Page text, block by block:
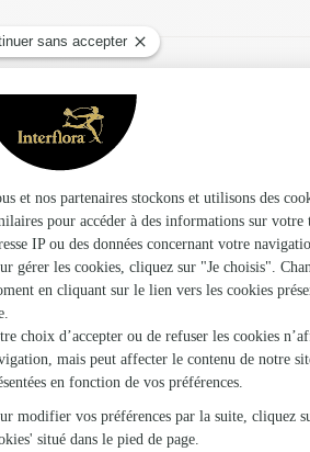
Interflora à Illkirch-